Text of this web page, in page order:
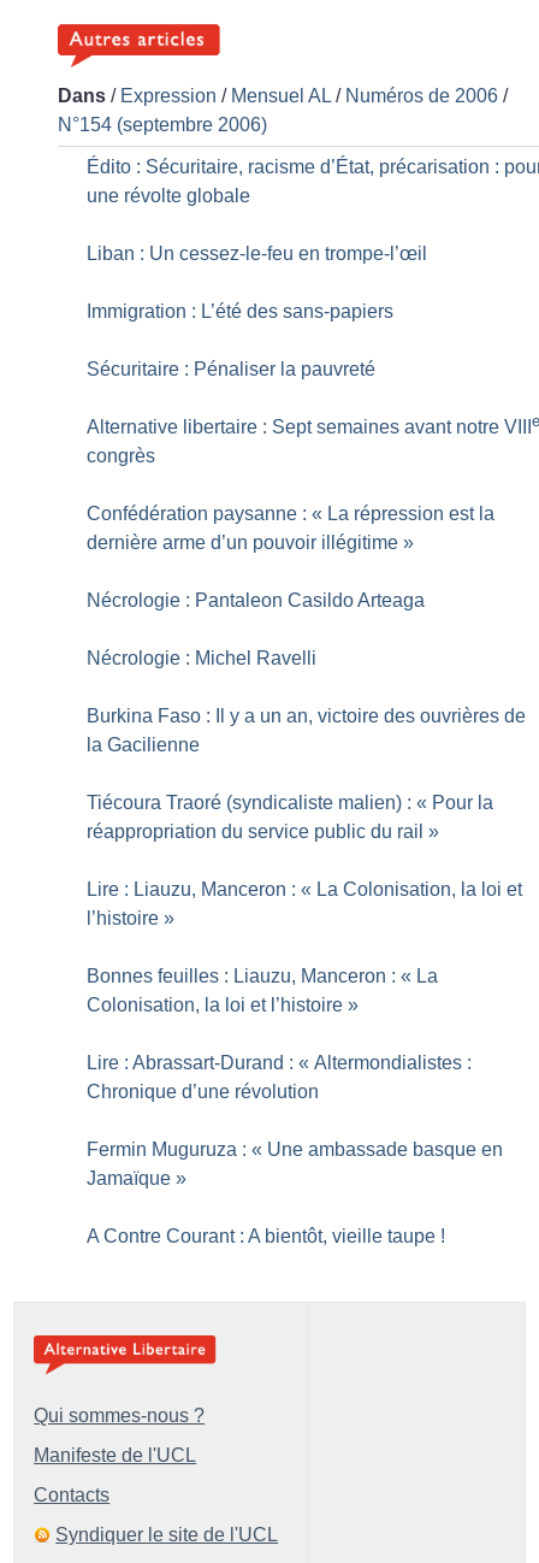
Dans / Expression / Mensuel AL / Numéros de 2006 /
N°154 (septembre 2006)
Édito : Sécuritaire, racisme d’État, précarisation :
une révolte globale
Liban : Un cessez-le-feu en trompe-l’œil
Immigration : L’été des sans-papiers
Sécuritaire : Pénaliser la pauvreté
Alternative libertaire : Sept semaines avant notre VIII
congrès
Confédération paysanne : « La répression est la
dernière arme d’un pouvoir illégitime »
Nécrologie : Pantaleon Casildo Arteaga
Nécrologie : Michel Ravelli
Burkina Faso : Il y a un an, victoire des ouvrières de
la Gacilienne
Tiécoura Traoré (syndicaliste malien) : « Pour la
réappropriation du service public du rail »
Lire : Liauzu, Manceron : « La Colonisation, la loi et
l’histoire »
Bonnes feuilles : Liauzu, Manceron : « La
Colonisation, la loi et l’histoire »
Lire : Abrassart-Durand : « Altermondialistes :
Chronique d’une révolution
Fermin Muguruza : « Une ambassade basque en
Jamaïque »
A Contre Courant : A bientôt, vieille taupe !
Qui sommes-nous ?
Manifeste de l'UCL
Contacts
Syndiquer le site de l'UCL